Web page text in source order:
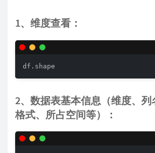
1、维度查看：
df.shape
2、数据表基本信息（维度、列
格式、所占空间等）：